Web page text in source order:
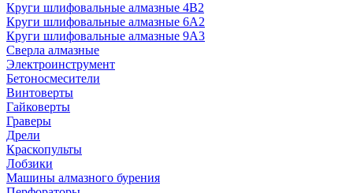
Круги шлифовальные алмазные 4В2
Круги шлифовальные алмазные 6A2
Круги шлифовальные алмазные 9А3
Сверла алмазные
Электроинструмент
Бетоносмесители
Винтоверты
Гайковерты
Граверы
Дрели
Краскопульты
Лобзики
Машины алмазного бурения